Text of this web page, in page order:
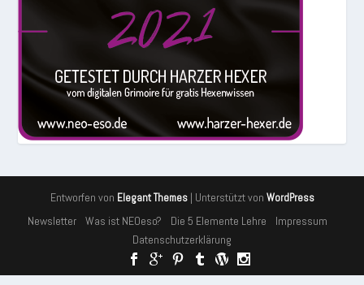
Entworfen von Elegant Themes| Unterstützt von WordPress
Newsletter Was ist NEOeso? Die 5 Elemente Lehre
Impressum
Datenschutzerklärung